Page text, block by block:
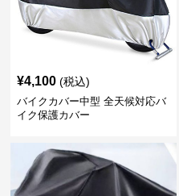
¥4,100 (税込)
バイクカバー中型 全天候対応バ
イク保護カバー